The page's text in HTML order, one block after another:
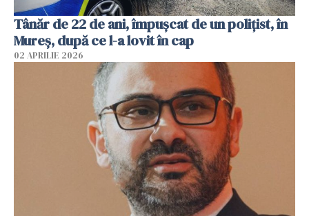
Tânăr de 22 de ani, împușcat de un polițist, în
Mureș, după ce l-a lovit în cap
02 APRILIE 2026